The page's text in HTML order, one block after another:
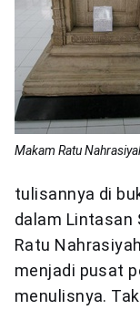
Makam Ratu
tulisannya di
dalam Lintasan
Ratu
menjadi pusat
menulisnya.